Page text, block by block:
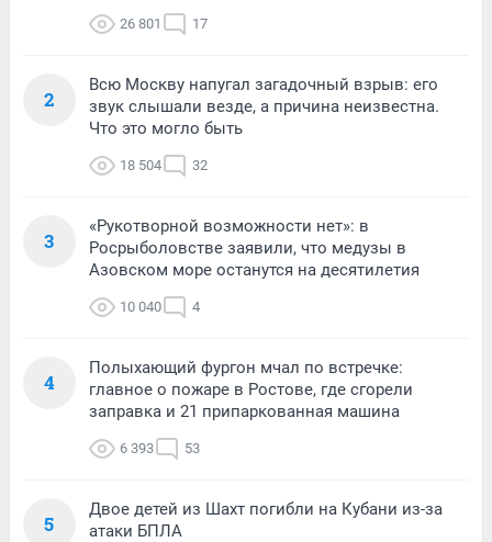
26 801 17
2
Всю Москву напугал загадочный взрыв: его
звук слышали везде, а причина неизвестна.
Что это могло быть
18 504 32
3
«Рукотворной возможности нет»: в
Росрыболовстве заявили, что медузы в
Азовском море останутся на десятилетия
10 040 4
4
Полыхающий фургон мчал по встречке:
главное о пожаре в Ростове, где сгорели
заправка и 21 припаркованная машина
6 393 53
5
Двое детей из Шахт погибли на Кубани из-за
атаки БПЛА